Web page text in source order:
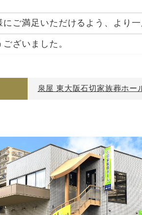
にご満足いただけるよう、より一
ざいました。
泉屋 東大阪石切家族葬ホー